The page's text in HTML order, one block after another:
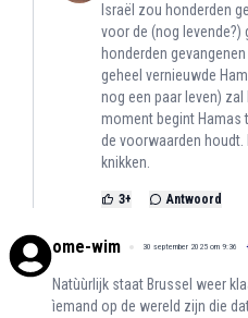
Israël zou honderden
voor de (nog levende?)
honderden
geheel vernieuwde
nog een paar leven)
moment begint Hamas
de voorwaarden houdt.
knikken.
3+ Antwoord
ome-wim 30 september 2025 om 9:36
Natùùrlijk staat Brussel weer
ìemand op de wereld zijn die